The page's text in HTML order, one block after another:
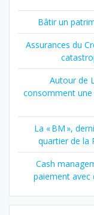
Bâtir un
Assurances du
Autour de
consomment
La « BM »,
quartier de la
Cash
paiement avec